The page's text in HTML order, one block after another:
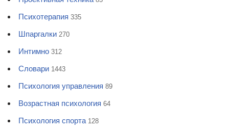
Психотерапия 335
Шпаргалки 270
Интимно 312
Словари 1443
Психология управления 89
Возрастная психология 64
Психология спорта 128